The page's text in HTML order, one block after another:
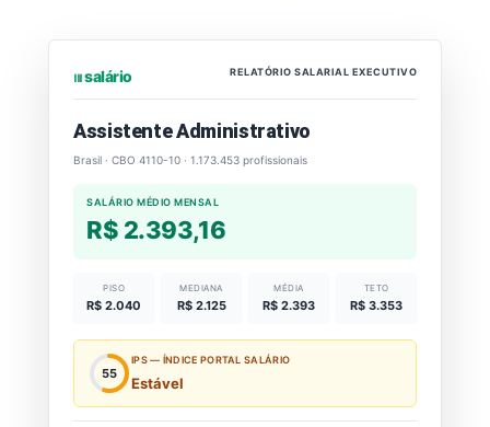
⏐⏐⏐ salário RELATÓRIO SALARIAL EXECUTIVO
Assistente Administrativo
Brasil · CBO 4110-10 · 1.173.453 profissionais
SALÁRIO MÉDIO MENSAL
R$ 2.393,16
PISO
R$ 2.040
MEDIANA
R$ 2.125
MÉDIA
R$ 2.393
TETO
R$ 3.353
55
IPS — ÍNDICE PORTAL SALÁRIO
Estável